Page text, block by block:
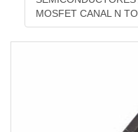
MOSFET CANAL N